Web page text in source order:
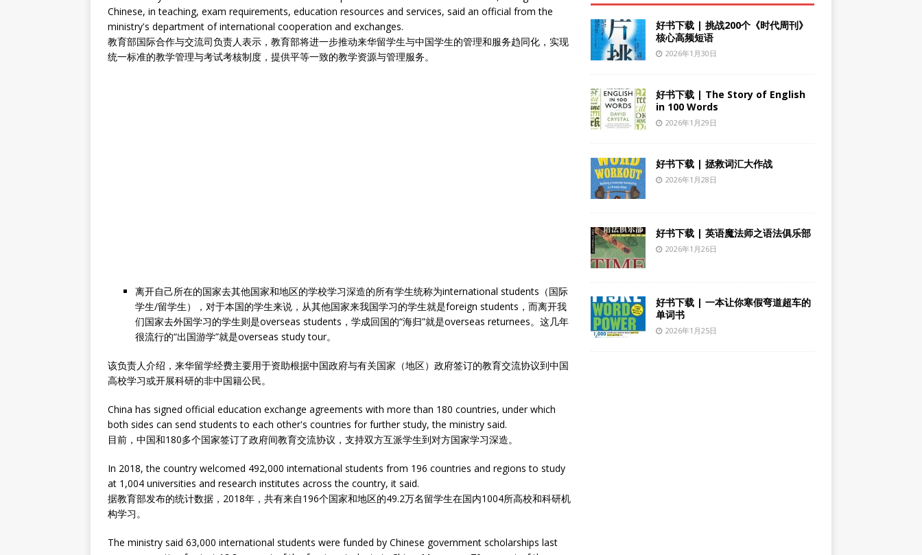
Chinese, in teaching, exam requirements, education resources and services, said an official from the
ministry's department of international cooperation and exchanges.
教育部国际合作与交流司负责人表示，教育部将进一步推动来华留学生与中国学生的管理和服务趋同化，实现
统一标准的教学管理与考试考核制度，提供平等一致的教学资源与管理服务。
离开自己所在的国家去其他国家和地区的学校学习深造的所有学生统称为international students（国际
学生/留学生），对于本国的学生来说，从其他国家来我国学习的学生就是foreign students，而离开我
们国家去外国学习的学生则是overseas students，学成回国的“海归”就是overseas returnees。这几年
很流行的“出国游学”就是overseas study tour。
该负责人介绍，来华留学经费主要用于资助根据中国政府与有关国家（地区）政府签订的教育交流协议到中国
高校学习或开展科研的非中国籍公民。
China has signed official education exchange agreements with more than 180 countries, under which
both sides can send students to each other's countries for further study, the ministry said.
目前，中国和180多个国家签订了政府间教育交流协议，支持双方互派学生到对方国家学习深造。
In 2018, the country welcomed 492,000 international students from 196 countries and regions to study
at 1,004 universities and research institutes across the country, it said.
据教育部发布的统计数据，2018年，共有来自196个国家和地区的49.2万名留学生在国内1004所高校和科研机
构学习。
The ministry said 63,000 international students were funded by Chinese government scholarships last
好书下载 | 挑战200个《时代周刊》
核心高频短语
2026年1月30日
好书下载 | The Story of English
in 100 Words
2026年1月29日
好书下载 | 拯救词汇大作战
2026年1月28日
好书下载 | 英语魔法师之语法俱乐部
2026年1月26日
好书下载 | 一本让你寒假弯道超车的
单词书
2026年1月25日